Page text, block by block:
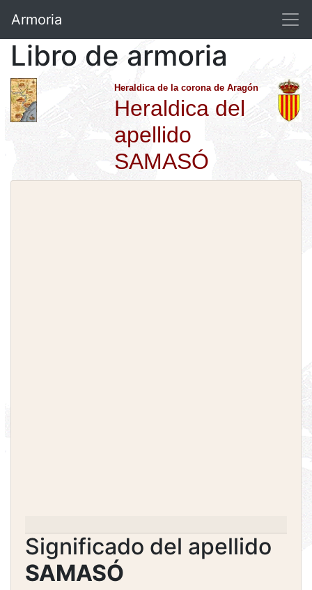
Armoria
Libro de armoria
Heraldica de la corona de Aragón
Heraldica del
apellido
SAMASÓ
Significado del apellido
SAMASÓ